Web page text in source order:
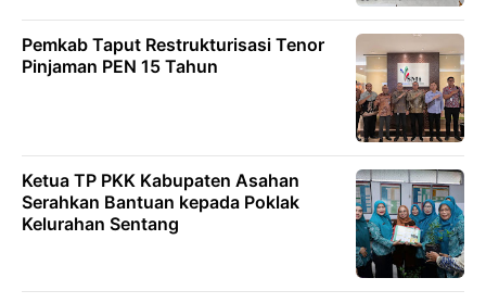
Pemkab Taput Restrukturisasi Tenor
Pinjaman PEN 15 Tahun
Ketua TP PKK Kabupaten Asahan
Serahkan Bantuan kepada Poklak
Kelurahan Sentang